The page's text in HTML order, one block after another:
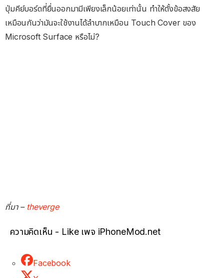
ปุ่มคีย์บอร์ดที่ยื่นออกมามีเพียงเล็กน้อยเท่านั้น ทำให้ตั้งข้อสงสัย
เหมือนกันว่ามันจะใช้งานได้ลำบากเหมือน Touch Cover ของ
Microsoft Surface หรือไม่?
ที่มา – theverge
ความคิดเห็น - Like เพจ iPhoneMod.net
Facebook